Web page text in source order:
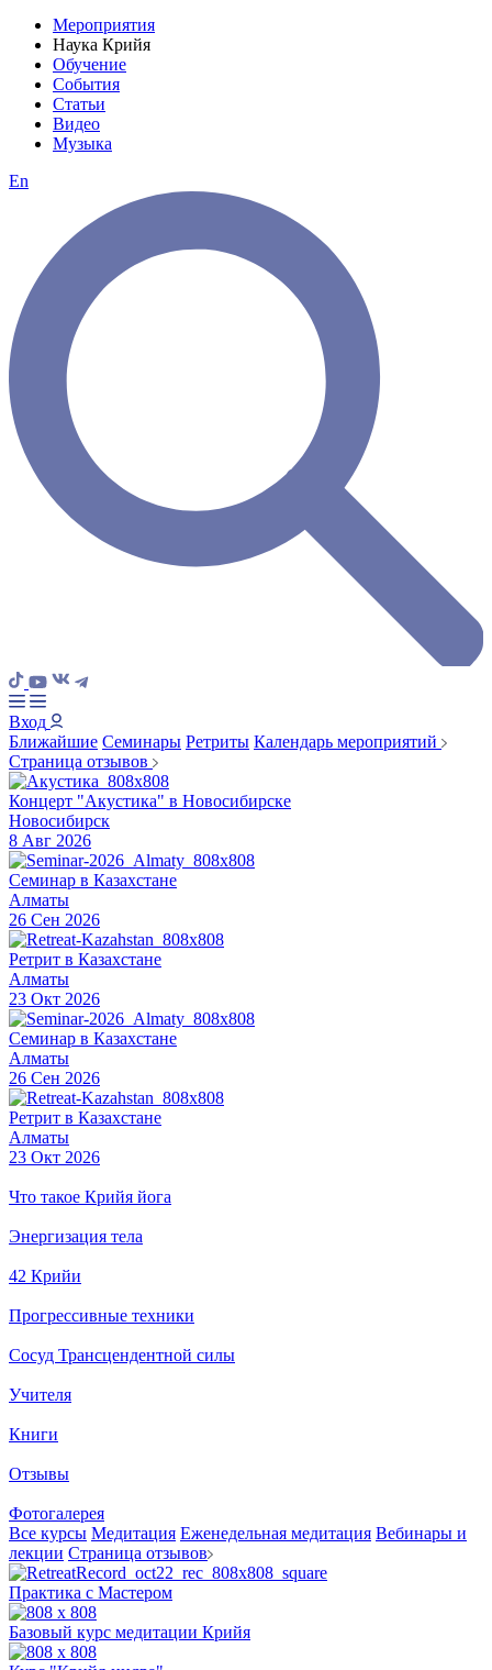
Мероприятия
Наука Крийя
Обучение
События
Статьи
Видео
Музыка
En
Вход
Ближайшие Семинары Ретриты Календарь мероприятий
Страница отзывов
Концерт "Акустика" в Новосибирске
Новосибирск
8 Авг 2026
Семинар в Казахстане
Алматы
26 Сен 2026
Ретрит в Казахстане
Алматы
23 Окт 2026
Семинар в Казахстане
Алматы
26 Сен 2026
Ретрит в Казахстане
Алматы
23 Окт 2026
Что такое Крийя йога
Энергизация тела
42 Крийи
Прогрессивные техники
Сосуд Трансцендентной силы
Учителя
Книги
Отзывы
Фотогалерея
Все курсы Медитация Еженедельная медитация Вебинары и
лекции Страница отзывов
Практика с Мастером
Базовый курс медитации Крийя